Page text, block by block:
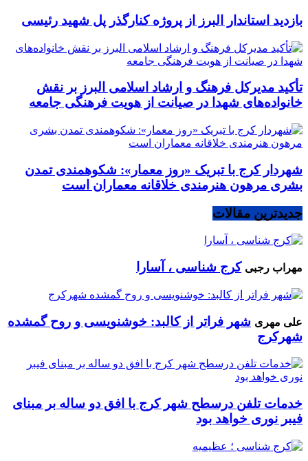
بازدید استاندار البرز از پروژه کنارگذر پل شهید رئیسی
تأکید مدیرکل فرهنگ و ارشاد اسلامی البرز بر نقش
خانواده‌های شهدا در صیانت از هویت فرهنگی جامعه
شهردار کرج با تبریک «روز معمار»: شکوهمندی تمدن
بشری مرهون هنرمندی خلاقانه معماران است
جدیدترین مقالات
مهراب رجبی کرج شناسی ، آسارا
علی مهری شهر فراتر از کالبد: خوشنویسی و روح گمشده
شهرکرج
خدمات تلفن درسطح شهر کرج با افق دو ساله بر مبنای
فیبر نوری خواهد بود